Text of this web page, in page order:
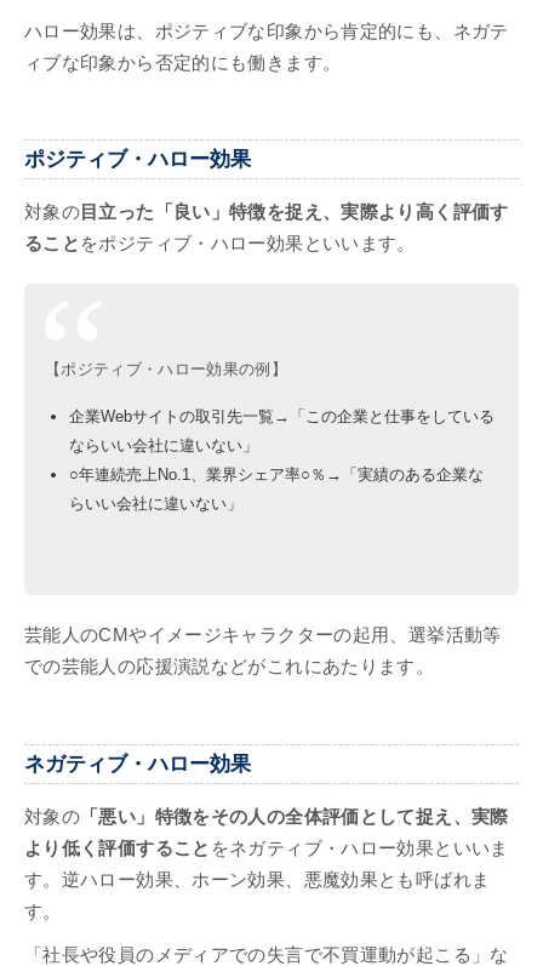
ハロー効果は、ポジティブな印象から肯定的にも、ネガテ
ィブな印象から否定的にも働きます。
ポジティブ・ハロー効果
対象の目立った「良い」特徴を捉え、実際より高く評価す
ること をポジティブ・ハロー効果といいます。
【ポジティブ・ハロー効果の例】
企業Webサイトの取引先一覧→「この企業と仕事をしている
ならいい会社に違いない」
○年連続売上No.1、業界シェア率○％→「実績のある企業な
らいい会社に違いない」
芸能人のCMやイメージキャラクターの起用、選挙活動等
での芸能人の応援演説などがこれにあたります。
ネガティブ・ハロー効果
対象の 「悪い」特徴をその人の全体評価として捉え、実際
より低く評価すること をネガティブ・ハロー効果といいま
す。逆ハロー効果、ホーン効果、悪魔効果とも呼ばれま
す。
「社長や役員のメディアでの失言で不買運動が起こる」な